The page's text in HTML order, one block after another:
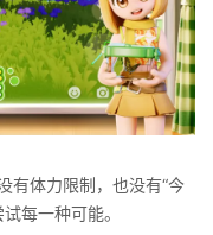
有体力限制，也没有“今
每一种可能。